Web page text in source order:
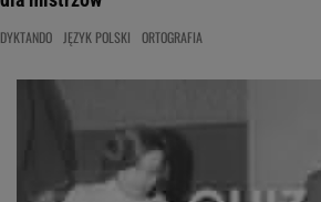
DYKTANDO JĘZYK POLSKI ORTOGRAFIA